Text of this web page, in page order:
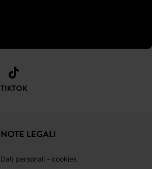
TIKTOK
NOTE LEGALI
Dati personali - cookies